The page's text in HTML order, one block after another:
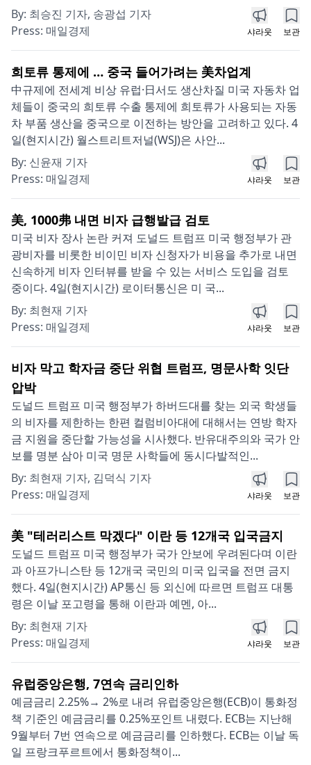
By: 최승진 기자, 송광섭 기자
Press: 매일경제 샤라웃 보관
희토류 통제에 … 중국 들어가려는 美차업계
中규제에 전세계 비상 유럽·日서도 생산차질 미국 자동차 업
체들이 중국의 희토류 수출 통제에 희토류가 사용되는 자동
차 부품 생산을 중국으로 이전하는 방안을 고려하고 있다. 4
일(현지시간) 월스트리트저널(WSJ)은 사안...
By: 신윤재 기자
Press: 매일경제 샤라웃 보관
美, 1000弗 내면 비자 급행발급 검토
미국 비자 장사 논란 커져 도널드 트럼프 미국 행정부가 관
광비자를 비롯한 비이민 비자 신청자가 비용을 추가로 내면
신속하게 비자 인터뷰를 받을 수 있는 서비스 도입을 검토
중이다. 4일(현지시간) 로이터통신은 미 국...
By: 최현재 기자
Press: 매일경제 샤라웃 보관
비자 막고 학자금 중단 위협 트럼프, 명문사학 잇단
압박
도널드 트럼프 미국 행정부가 하버드대를 찾는 외국 학생들
의 비자를 제한하는 한편 컬럼비아대에 대해서는 연방 학자
금 지원을 중단할 가능성을 시사했다. 반유대주의와 국가 안
보를 명분 삼아 미국 명문 사학들에 동시다발적인...
By: 최현재 기자, 김덕식 기자
Press: 매일경제 샤라웃 보관
美 "테러리스트 막겠다" 이란 등 12개국 입국금지
도널드 트럼프 미국 행정부가 국가 안보에 우려된다며 이란
과 아프가니스탄 등 12개국 국민의 미국 입국을 전면 금지
했다. 4일(현지시간) AP통신 등 외신에 따르면 트럼프 대통
령은 이날 포고령을 통해 이란과 예멘, 아...
By: 최현재 기자
Press: 매일경제 샤라웃 보관
유럽중앙은행, 7연속 금리인하
예금금리 2.25%→ 2%로 내려 유럽중앙은행(ECB)이 통화정
책 기준인 예금금리를 0.25%포인트 내렸다. ECB는 지난해
9월부터 7번 연속으로 예금금리를 인하했다. ECB는 이날 독
일 프랑크푸르트에서 통화정책이...